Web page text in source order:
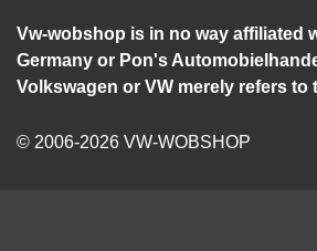
Vw-wobshop is in no way affiliated
Germany or Pon's
Volkswagen or VW merely refers to
© 2006-2026 VW-WOBSHOP